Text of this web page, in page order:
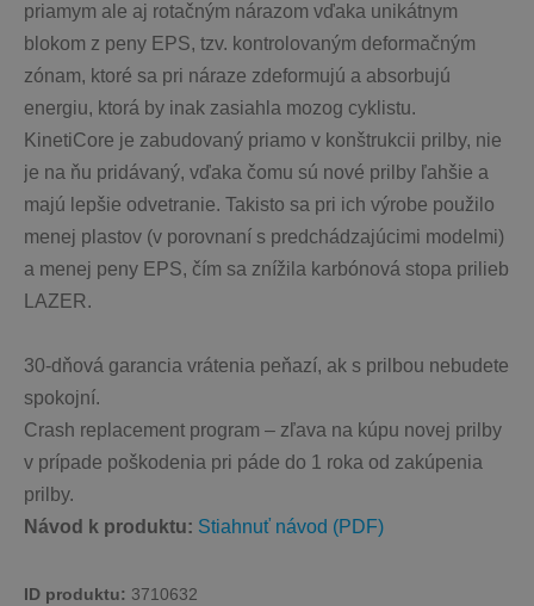
priamym ale aj rotačným nárazom vďaka unikátnym
blokom z peny EPS, tzv. kontrolovaným deformačným
zónam, ktoré sa pri náraze zdeformujú a absorbujú
energiu, ktorá by inak zasiahla mozog cyklistu.
KinetiCore je zabudovaný priamo v konštrukcii prilby, nie
je na ňu pridávaný, vďaka čomu sú nové prilby ľahšie a
majú lepšie odvetranie. Takisto sa pri ich výrobe použilo
menej plastov (v porovnaní s predchádzajúcimi modelmi)
a menej peny EPS, čím sa znížila karbónová stopa prilieb
LAZER.
30-dňová garancia vrátenia peňazí, ak s prilbou nebudete
spokojní.
Crash replacement program – zľava na kúpu novej prilby
v prípade poškodenia pri páde do 1 roka od zakúpenia
prilby.
Návod k produktu: Stiahnuť návod (PDF)
ID produktu: 3710632